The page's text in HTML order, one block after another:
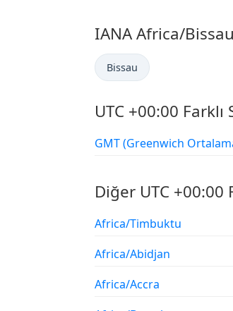
IANA Africa/
Bissau
UTC +00:00
GMT (Greenwich
Diğer UTC +00:00
Africa/Timbuktu
Africa/Abidjan
Africa/Accra